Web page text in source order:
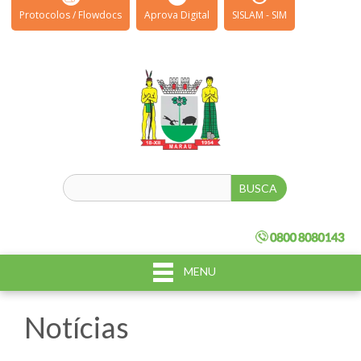
Protocolos / Flowdocs Aprova Digital SISLAM - SIM
MENU
Notícias